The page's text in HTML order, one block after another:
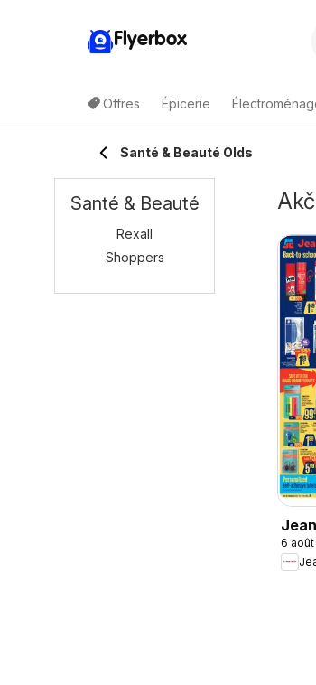
Flyerbox
Offres Épicerie
Santé & Beauté Olds
-
6 août
Santé & Beauté
Rexall
Shoppers